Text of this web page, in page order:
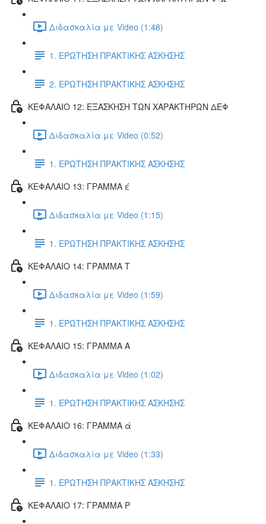
Διδασκαλία με Video (1:48)
1. ΕΡΩΤΗΣΗ ΠΡΑΚΤΙΚΗΣ ΑΣΚΗΣΗΣ
2. ΕΡΩΤΗΣΗ ΠΡΑΚΤΙΚΗΣ ΑΣΚΗΣΗΣ
ΚΕΦΑΛΑΙΟ 12: ΕΞΑΣΚΗΣΗ ΤΩΝ ΧΑΡΑΚΤΗΡΩΝ ΔΕΦ
Διδασκαλία με Video (0:52)
1. ΕΡΩΤΗΣΗ ΠΡΑΚΤΙΚΗΣ ΑΣΚΗΣΗΣ
ΚΕΦΑΛΑΙΟ 13: ΓΡΑΜΜΑ έ
Διδασκαλία με Video (1:15)
1. ΕΡΩΤΗΣΗ ΠΡΑΚΤΙΚΗΣ ΑΣΚΗΣΗΣ
ΚΕΦΑΛΑΙΟ 14: ΓΡΑΜΜΑ Τ
Διδασκαλία με Video (1:59)
1. ΕΡΩΤΗΣΗ ΠΡΑΚΤΙΚΗΣ ΑΣΚΗΣΗΣ
ΚΕΦΑΛΑΙΟ 15: ΓΡΑΜΜΑ Α
Διδασκαλία με Video (1:02)
1. ΕΡΩΤΗΣΗ ΠΡΑΚΤΙΚΗΣ ΑΣΚΗΣΗΣ
ΚΕΦΑΛΑΙΟ 16: ΓΡΑΜΜΑ ά
Διδασκαλία με Video (1:33)
1. ΕΡΩΤΗΣΗ ΠΡΑΚΤΙΚΗΣ ΑΣΚΗΣΗΣ
ΚΕΦΑΛΑΙΟ 17: ΓΡΑΜΜΑ Ρ